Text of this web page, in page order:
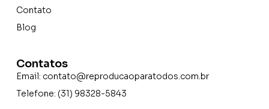
Contato
Blog
Contatos
Email: contato@reproducaoparatodos.com.br
Telefone: (31) 98328-5843